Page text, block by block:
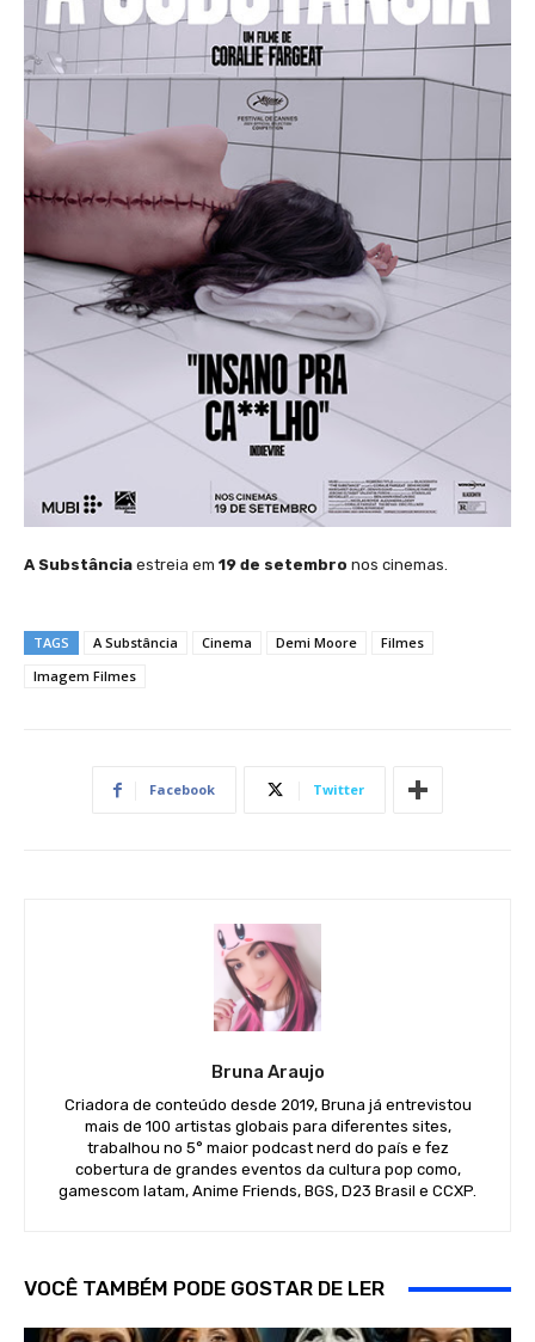
A Substância estreia em 19 de setembro nos cinemas.
TAGS A Substância Cinema Demi Moore
Filmes
Imagem Filmes
Facebook Twitter
Bruna Araujo
Criadora de conteúdo desde 2019, Bruna já entrevistou
mais de 100 artistas globais para diferentes sites,
trabalhou no 5° maior podcast nerd do país e fez
cobertura de grandes eventos da cultura pop como,
gamescom latam, Anime Friends, BGS, D23 Brasil e CCXP.
VOCÊ TAMBÉM PODE GOSTAR DE LER